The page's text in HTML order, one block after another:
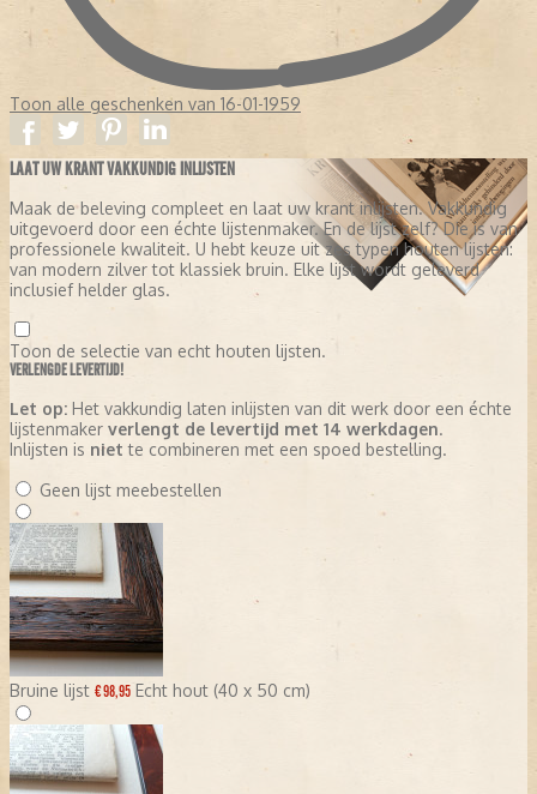
Toon alle geschenken van 16-01-1959
LAAT UW KRANT VAKKUNDIG INLIJSTEN
Maak de beleving compleet en laat uw krant inlijsten. Vakkundig
uitgevoerd door een échte lijstenmaker. En de lijst zelf? Die is van
professionele kwaliteit. U hebt keuze uit zes typen houten lijsten:
van modern zilver tot klassiek bruin. Elke lijst wordt geleverd
inclusief helder glas.
Toon de selectie van echt houten lijsten.
VERLENGDE LEVERTIJD!
Let op: Het vakkundig laten inlijsten van dit werk door een échte
lijstenmaker verlengt de levertijd met 14 werkdagen.
Inlijsten is niet te combineren met een spoed bestelling.
Geen lijst meebestellen
Bruine lijst € 98,95 Echt hout (40 x 50 cm)